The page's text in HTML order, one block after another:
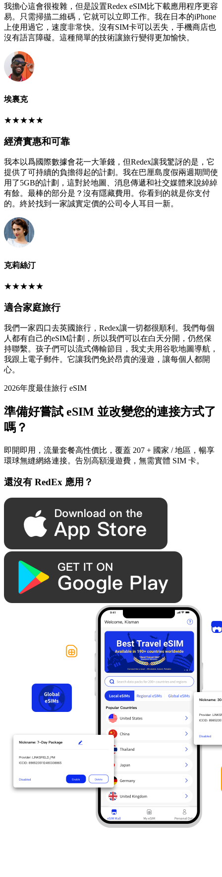
我擔心這會很複雜，但是設置Redex eSIM比下載應用程序更容
易。只需掃描二維碼，它就可以立即工作。我在日本的iPhone
上使用過它，速度非常快。沒有SIM卡可以丟失，手機商店也
沒有語言障礙。這種簡單的技術讓旅行變得更加愉快。
埃裏克
★★★★★
經濟實惠和可靠
我本以爲國際數據會花一大筆錢，但Redex讓我驚訝的是，它
提供了可持續的負擔得起的計劃。我在巴厘島度假兩週期間使
用了5GB的計劃，這對於地圖、消息傳遞和社交媒體來說綽綽
有餘。最棒的部分是？沒有隱藏費用。你看到的就是你支付
的。終於找到一家誠實定價的公司令人耳目一新。
克莉絲汀
★★★★★
適合家庭旅行
我們一家四口去英國旅行，Redex讓一切都很順利。我們每個
人都有自己的eSIM計劃，所以我們可以在白天分開，仍然保
持聯繫。孩子們可以流式傳輸節目，我丈夫用谷歌地圖導航，
我跟上電子郵件。它讓我們免於昂貴的漫遊，讓每個人都開
心。
2026年度最佳旅行 eSIM
準備好嘗試 eSIM 並改變您的連接方式了
嗎？
即開即用，流量套餐高性價比，覆蓋 207 + 國家 / 地區，暢享
環球無縫網絡連接。告別高額漫遊費，無需實體 SIM 卡。
還沒有 RedEx 應用？